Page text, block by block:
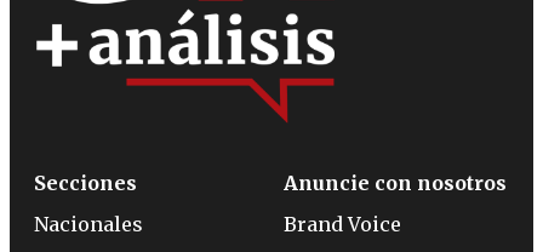
Secciones
Nacionales
Anuncie con nosotros
Brand Voice